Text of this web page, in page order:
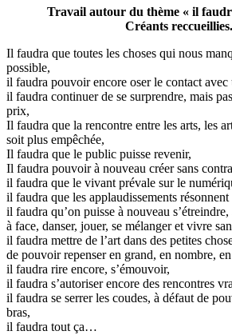
Travail autour du thème « il
Créants reccueillies.
Il faudra que toutes les choses qui nous
possible,
il faudra pouvoir encore oser le contact avec
il faudra continuer de se surprendre, mais
prix,
Il faudra que la rencontre entre les arts, les
soit plus empêchée,
Il faudra que le public puisse revenir,
Il faudra pouvoir à nouveau créer sans
il faudra que le vivant prévale sur le
il faudra que les applaudissements résonnent
il faudra qu’on puisse à nouveau
à face, danser, jouer, se mélanger et vivre
il faudra mettre de l’art dans des petites
de pouvoir repenser en grand, en nombre,
il faudra rire encore, s’émouvoir,
il faudra s’autoriser encore des rencontres
il faudra se serrer les coudes, à défaut de
bras,
il faudra tout ça…